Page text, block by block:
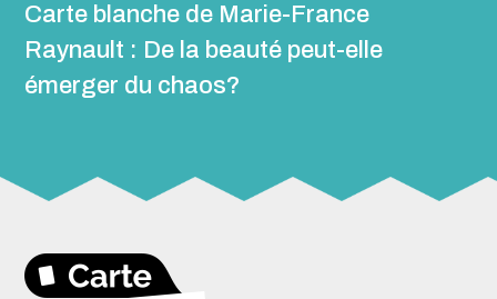
Carte blanche de Marie-France
Raynault : De la beauté peut-elle
émerger du chaos?